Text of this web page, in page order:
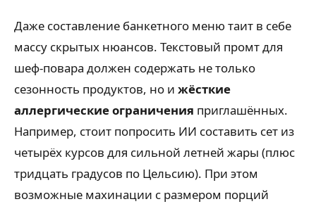
Даже составление банкетного меню таит в себе
массу скрытых нюансов. Текстовый промт для
шеф-повара должен содержать не только
сезонность продуктов, но и жёсткие
аллергические ограничения приглашённых.
Например, стоит попросить ИИ составить сет из
четырёх курсов для сильной летней жары (плюс
тридцать градусов по Цельсию). При этом
возможные махинации с размером порций